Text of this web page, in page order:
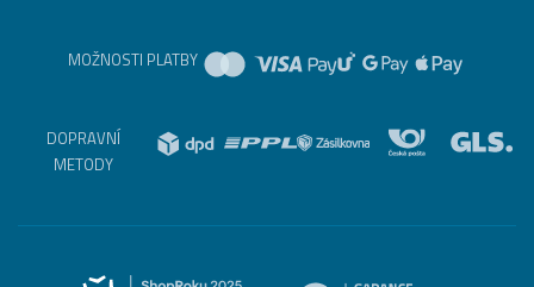
MOŽNOSTI PLATBY
DOPRAVNÍ
METODY